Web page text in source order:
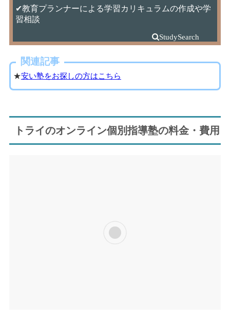
✔教育プランナーによる学習カリキュラムの作成や学
習相談
関連記事
★安い塾をお探しの方はこちら
トライのオンライン個別指導塾の料金・費用